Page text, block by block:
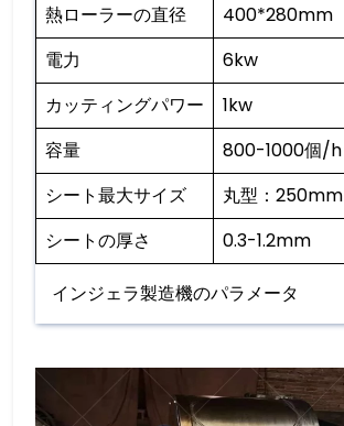
熱ローラーの直径
400*280mm
電力
6kw
カッティングパワー
1kw
容量
800-1000個/h
シート最大サイズ
丸型：250mm
シートの厚さ
0.3-1.2mm
インジェラ製造機のパラメータ